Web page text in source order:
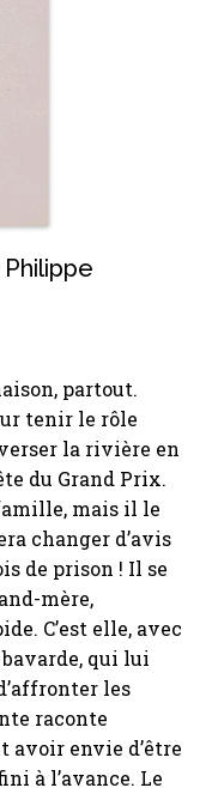
partout.
tenir le rôle
la rivière en
du Grand Prix.
mais il le
changer d’avis
de prison ! Il se
mère,
C’est elle, avec
qui lui
les
raconte
envie d’être
à l’avance. Le